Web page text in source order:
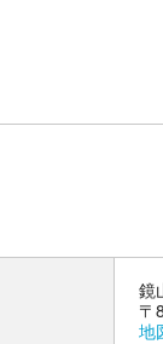
鏡
〒
地